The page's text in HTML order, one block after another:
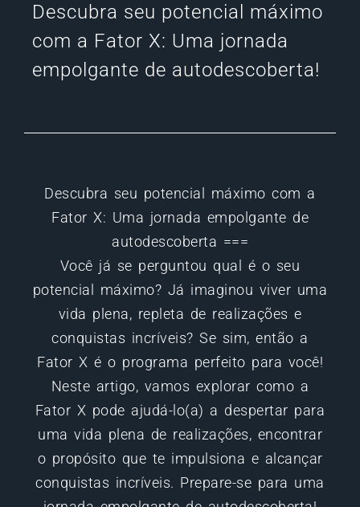
Descubra seu potencial máximo
com a Fator X: Uma jornada
empolgante de autodescoberta!
Descubra seu potencial máximo com a
Fator X: Uma jornada empolgante de
autodescoberta ===
Você já se perguntou qual é o seu
potencial máximo? Já imaginou viver uma
vida plena, repleta de realizações e
conquistas incríveis? Se sim, então a
Fator X é o programa perfeito para você!
Neste artigo, vamos explorar como a
Fator X pode ajudá-lo(a) a despertar para
uma vida plena de realizações, encontrar
o propósito que te impulsiona e alcançar
conquistas incríveis. Prepare-se para uma